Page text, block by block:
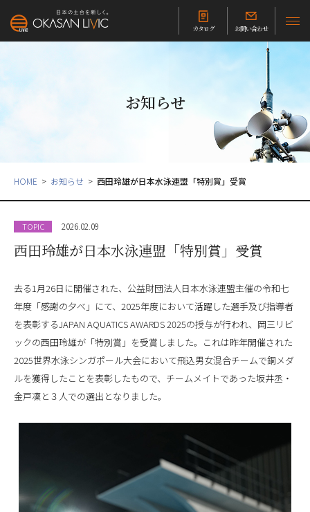
カタログ お問い合わせ
お知らせ
HOME お知らせ 西田玲雄が日本水泳連盟「特別賞」受賞
TOPIC 2026.02.09
西田玲雄が日本水泳連盟「特別賞」受賞
去る1月26日に開催された、公益財団法人日本水泳連盟主催の令和七
年度「感謝の夕べ」にて、2025年度において活躍した選手及び指導者
を表彰するJAPAN AQUATICS AWARDS 2025の授与が行われ、岡三リビ
ックの西田玲雄が「特別賞」を受賞しました。これは昨年開催された
2025世界水泳シンガポール大会において飛込男女混合チームで銅メダ
ルを獲得したことを表彰したもので、チームメイトであった坂井丞・
金戸凜と３人での選出となりました。